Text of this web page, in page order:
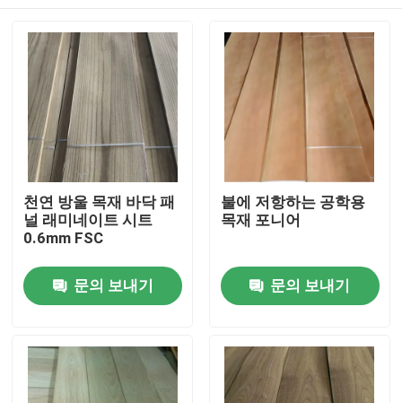
제품
천연 방울 목재 바닥 패
널 래미네이트 시트
0.6mm FSC
문의 보내기
불에 저항하는 공학용
목재 포니어
문의 보내기